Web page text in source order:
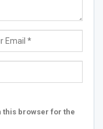
this browser for the